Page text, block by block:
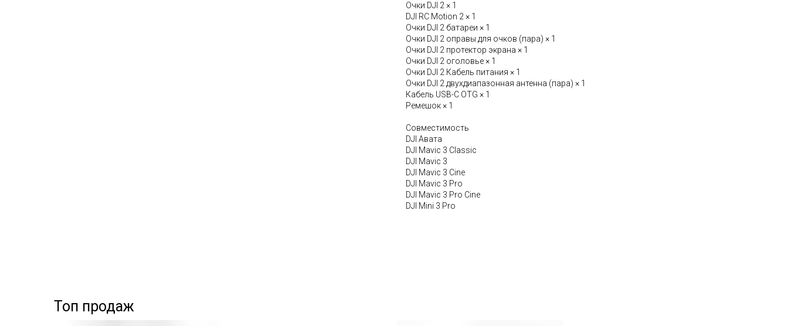
Очки DJI 2 × 1
DJI RC Motion 2 × 1
Очки DJI 2 батареи × 1
Очки DJI 2 оправы для очков (пара) × 1
Очки DJI 2 протектор экрана × 1
Очки DJI 2 оголовье × 1
Очки DJI 2 Кабель питания × 1
Очки DJI 2 двухдиапазонная антенна (пара) × 1
Кабель USB-C OTG × 1
Ремешок × 1
Совместимость
DJI Авата
DJI Mavic 3 Classic
DJI Mavic 3
DJI Mavic 3 Cine
DJI Mavic 3 Pro
DJI Mavic 3 Pro Cine
DJI Mini 3 Pro
Топ продаж